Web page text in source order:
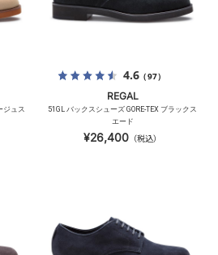
ジュス
4.6（97）
REGAL
51GL バックスシューズ GORE-TEX ブラックス
エード
¥26,400 （税込）